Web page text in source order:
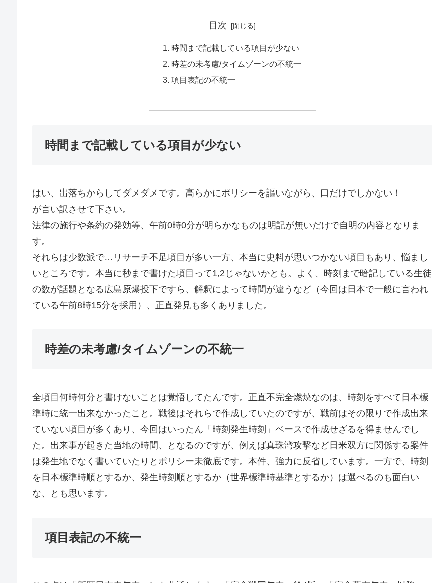
目次
時間まで記載している項目が少ない
時差の未考慮/タイムゾーンの不統一
項目表記の不統一
時間まで記載している項目が少ない
はい、出落ちからしてダメダメです。高らかにポリシーを謳いながら、口だけでしかない！
が言い訳させて下さい。
法律の施行や条約の発効等、午前0時0分が明らかなものは明記が無いだけで自明の内容となりま
す。
それらは少数派で…リサーチ不足項目が多い一方、本当に史料が思いつかない項目もあり、悩まし
いところです。本当に秒まで書けた項目って1,2じゃないかとも。よく、時刻まで暗記している生徒
の数が話題となる広島原爆投下ですら、解釈によって時間が違うなど（今回は日本で一般に言われ
ている午前8時15分を採用）、正直発見も多くありました。
時差の未考慮/タイムゾーンの不統一
全項目何時何分と書けないことは覚悟してたんです。正直不完全燃焼なのは、時刻をすべて日本標
準時に統一出来なかったこと。戦後はそれらで作成していたのですが、戦前はその限りで作成出来
ていない項目が多くあり、今回はいったん「時刻発生時刻」ベースで作成せざるを得ませんでし
た。出来事が起きた当地の時間、となるのですが、例えば真珠湾攻撃など日米双方に関係する案件
は発生地でなく書いていたりとポリシー未徹底です。本件、強力に反省しています。一方で、時刻
を日本標準時順とするか、発生時刻順とするか（世界標準時基準とするか）は選べるのも面白い
な、とも思います。
項目表記の不統一